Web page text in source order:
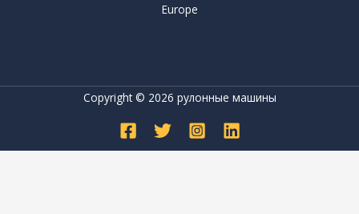
Europe
Copyright © 2026 рулонные машины